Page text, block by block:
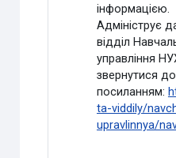
інформацією.
Адмініструє
відділ
управління
звернутися
посиланням:
ta-viddily/
upravlinnya/